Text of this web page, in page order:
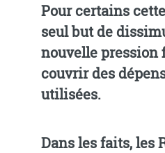
Pour certains
seul but de
nouvelle pression fiscale, pour
couvrir des
utilisées.
Dans les faits, les